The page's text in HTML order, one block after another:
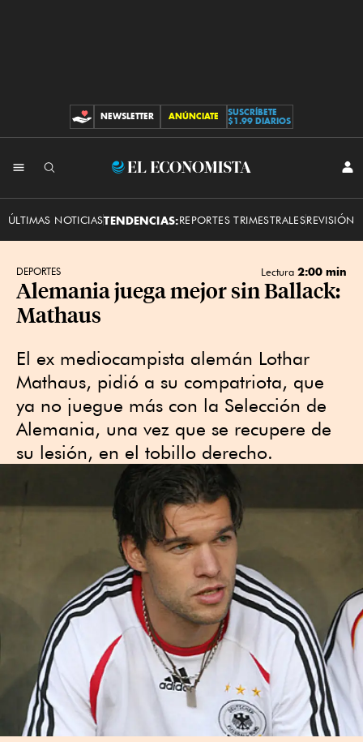
CONTRIBUCIONES
NEWSLETTER ANÚNCIATE
SUSCRÍBETE
$1.99 DIARIOS
El
ÚLTIMAS NOTICIASTENDENCIAS:REPORTES TRIMESTRALESREVISIÓN
DEPORTES Lectura 2:00 min
Alemania juega mejor sin Ballack:
Mathaus
El ex mediocampista alemán Lothar
Mathaus, pidió a su compatriota, que
ya no juegue más con la Selección de
Alemania, una vez que se recupere de
su lesión, en el tobillo derecho.